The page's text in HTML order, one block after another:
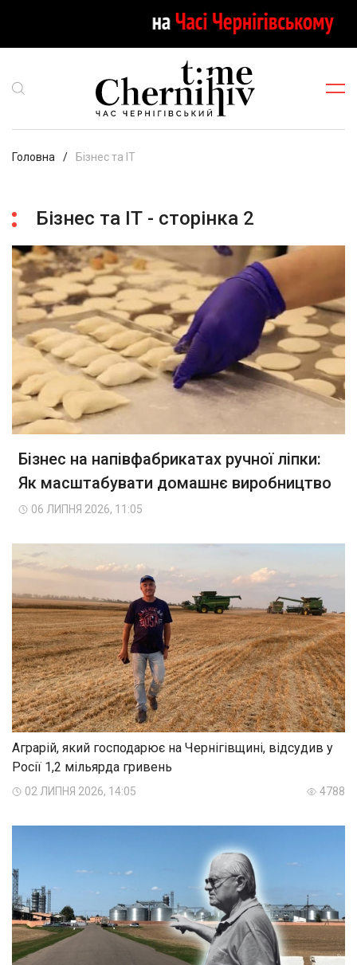
Головна Бізнес та ІТ
Бізнес та ІТ - сторінка 2
Бізнес на напівфабрикатах ручної ліпки:
Як масштабувати домашнє виробництво
06 ЛИПНЯ 2026, 11:05
Аграрій, який господарює на Чернігівщині, відсудив у
Росії 1,2 мільярда гривень
02 ЛИПНЯ 2026, 14:05 4788